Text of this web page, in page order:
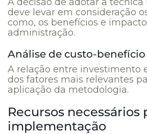
deve levar em consideração
como, os benefícios e
administração.
Análise de custo-benefício
A relação entre investimento
dos fatores mais relevantes
aplicação da metodologia.
Recursos necessários
implementação